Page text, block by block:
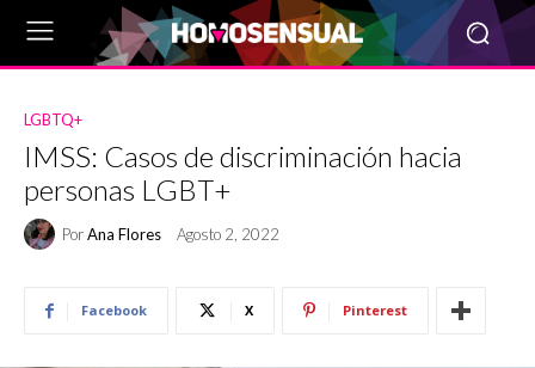
LGBTQ+
IMSS: Casos de discriminación hacia
personas LGBT+
PorAna Flores Agosto 2, 2022
Facebook X Pinterest